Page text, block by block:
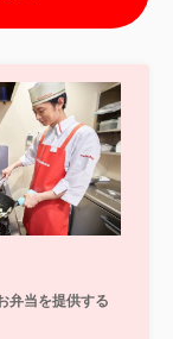
弁当を提供する